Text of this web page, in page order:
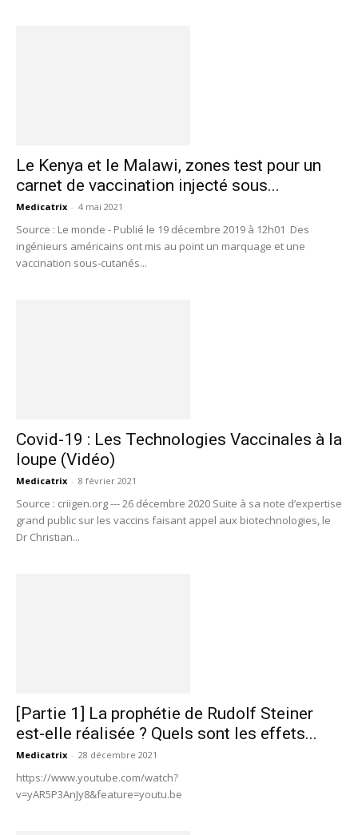
Le Kenya et le Malawi, zones test pour un
carnet de vaccination injecté sous...
Medicatrix - 4 mai 2021
Source : Le monde - Publié le 19 décembre 2019 à 12h01 Des
ingénieurs américains ont mis au point un marquage et une
vaccination sous-cutanés...
Covid-19 : Les Technologies Vaccinales à la
loupe (Vidéo)
Medicatrix - 8 février 2021
Source : criigen.org --- 26 décembre 2020 Suite à sa note d’expertise
grand public sur les vaccins faisant appel aux biotechnologies, le
Dr Christian...
[Partie 1] La prophétie de Rudolf Steiner
est-elle réalisée ? Quels sont les effets...
Medicatrix - 28 décembre 2021
https://www.youtube.com/watch?
v=yAR5P3AnJy8&feature=youtu.be